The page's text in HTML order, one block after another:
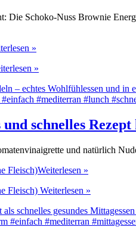
Die Schoko-Nuss Brownie
»
»
schnelles
und natürlich
Fleisch)Weiterlesen »
Fleisch) Weiterlesen »